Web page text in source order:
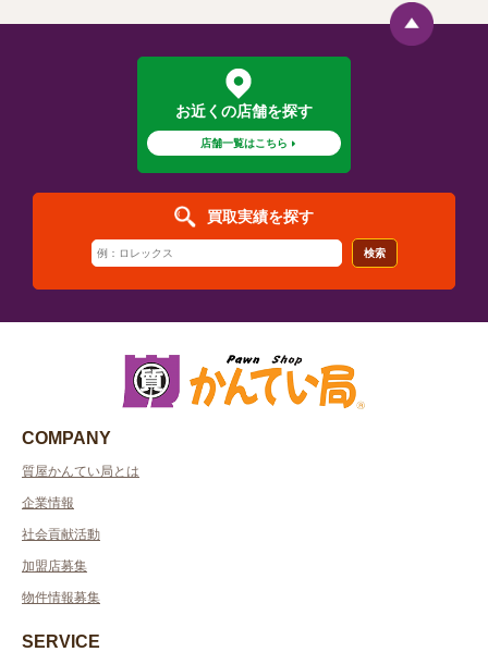
お近くの店舗を探す
店舗一覧はこちら
買取実績を探す
検索
COMPANY
質屋かんてい局とは
企業情報
社会貢献活動
加盟店募集
物件情報募集
SERVICE